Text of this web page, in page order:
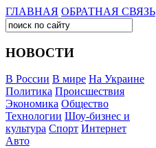
ГЛАВНАЯ ОБРАТНАЯ СВЯЗЬ
НОВОСТИ
В России В мире На Украине
Политика Происшествия
Экономика Общество
Технологии Шоу-бизнес и
культура Спорт Интернет
Авто